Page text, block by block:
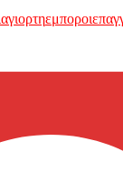
γιορτηεμποροι